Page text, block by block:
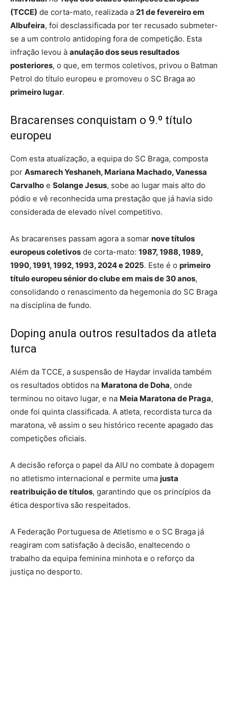
(TCCE) de corta-mato, realizada a 21 de fevereiro em
Albufeira, foi desclassificada por ter recusado submeter-
se a um controlo antidoping fora de competição. Esta
infração levou à anulação dos seus resultados
posteriores, o que, em termos coletivos, privou o Batman
Petrol do título europeu e promoveu o SC Braga ao
primeiro lugar.
Bracarenses conquistam o 9.º título
europeu
Com esta atualização, a equipa do SC Braga, composta
por Asmarech Yeshaneh, Mariana Machado, Vanessa
Carvalho e Solange Jesus, sobe ao lugar mais alto do
pódio e vê reconhecida uma prestação que já havia sido
considerada de elevado nível competitivo.
As bracarenses passam agora a somar nove títulos
europeus coletivos de corta-mato: 1987, 1988, 1989,
1990, 1991, 1992, 1993, 2024 e 2025. Este é o primeiro
título europeu sénior do clube em mais de 30 anos,
consolidando o renascimento da hegemonia do SC Braga
na disciplina de fundo.
Doping anula outros resultados da atleta
turca
Além da TCCE, a suspensão de Haydar invalida também
os resultados obtidos na Maratona de Doha, onde
terminou no oitavo lugar, e na Meia Maratona de Praga,
onde foi quinta classificada. A atleta, recordista turca da
maratona, vê assim o seu histórico recente apagado das
competições oficiais.
A decisão reforça o papel da AIU no combate à dopagem
no atletismo internacional e permite uma justa
reatribuição de títulos, garantindo que os princípios da
ética desportiva são respeitados.
A Federação Portuguesa de Atletismo e o SC Braga já
reagiram com satisfação à decisão, enaltecendo o
trabalho da equipa feminina minhota e o reforço da
justiça no desporto.